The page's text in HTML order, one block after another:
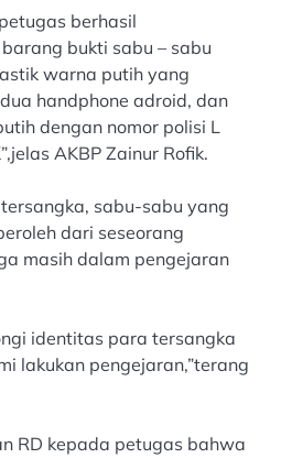
berhasil
bukti sabu – sabu
warna putih yang
handphone adroid, dan
dengan nomor polisi L
AKBP Zainur Rofik.
sabu-sabu yang
dari seseorang
masih dalam pengejaran
identitas para tersangka
lakukan pengejaran,”terang
RD kepada petugas bahwa